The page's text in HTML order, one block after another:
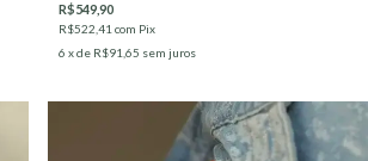
R$549,90
R$522,41com Pix
6 x de R$91,65 sem juros